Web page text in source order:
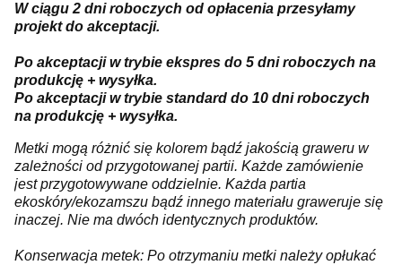
W ciągu 2 dni roboczych od opłacenia przesyłamy
projekt do akceptacji.
Po akceptacji w trybie ekspres do 5 dni roboczych na
produkcję + wysyłka.
Po akceptacji w trybie standard do 10 dni roboczych
na produkcję + wysyłka.
Metki mogą różnić się kolorem bądź jakością graweru w
zależności od przygotowanej partii. Każde zamówienie
jest przygotowywane oddzielnie. Każda partia
ekoskóry/ekozamszu bądź innego materiału graweruje się
inaczej. Nie ma dwóch identycznych produktów.
Konserwacja metek: Po otrzymaniu metki należy opłukać